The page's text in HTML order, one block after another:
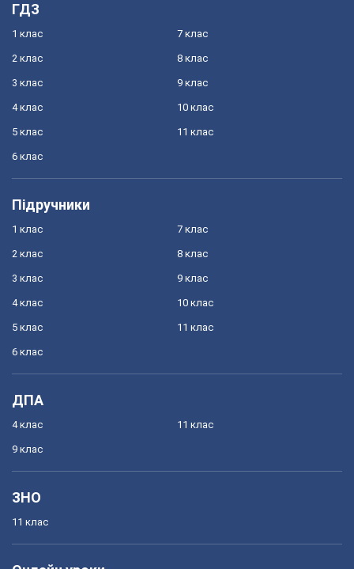
ГДЗ
1 клас
2 клас
3 клас
4 клас
5 клас
6 клас
7 клас
8 клас
9 клас
10 клас
11 клас
Підручники
1 клас
2 клас
3 клас
4 клас
5 клас
6 клас
7 клас
8 клас
9 клас
10 клас
11 клас
ДПА
4 клас
9 клас
11 клас
ЗНО
11 клас